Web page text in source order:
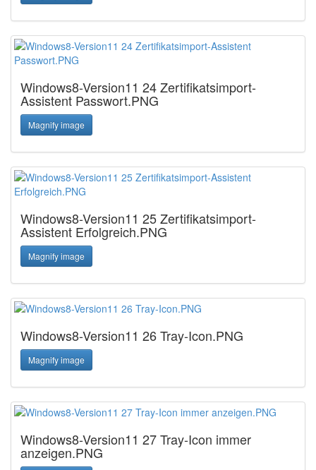
Windows8-Version11 24 Zertifikatsimport-
Assistent Passwort.PNG
Magnify image
Windows8-Version11 25 Zertifikatsimport-
Assistent Erfolgreich.PNG
Magnify image
Windows8-Version11 26 Tray-Icon.PNG
Magnify image
Windows8-Version11 27 Tray-Icon immer
anzeigen.PNG